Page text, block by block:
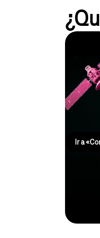
Una
integra
altos
flexible,
Ir a